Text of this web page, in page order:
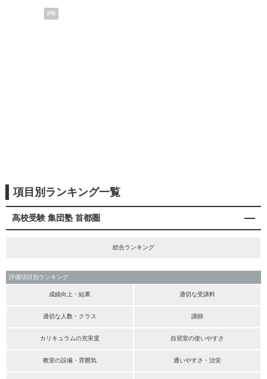
PR
項目別ランキング一覧
高校受験 集団塾 首都圏
総合ランキング
評価項目別ランキング
成績向上・結果 適切な受講料
適切な人数・クラス 講師
カリキュラムの充実度 自習室の使いやすさ
教室の設備・雰囲気 通いやすさ・治安